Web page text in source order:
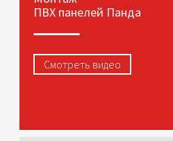
ПВХ панелей Панда
Смотреть видео